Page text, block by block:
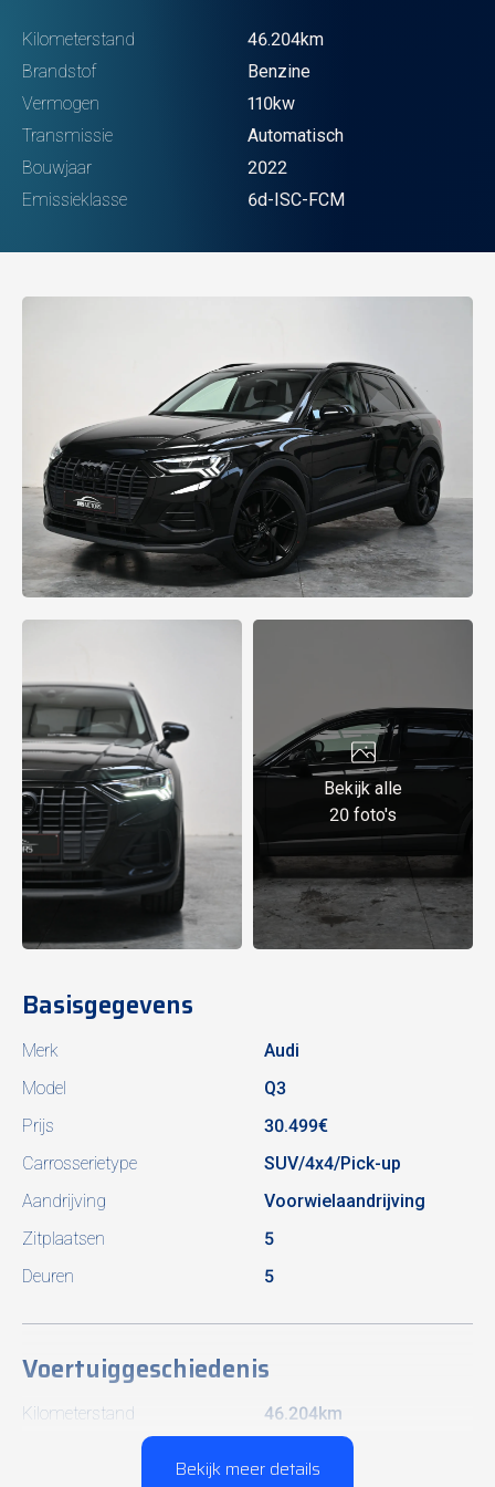
Kilometerstand
46.204km
Brandstof
Benzine
Vermogen
110kw
Transmissie
Automatisch
Bouwjaar
2022
Emissieklasse
6d-ISC-FCM
Bekijk alle
20 foto's
Basisgegevens
Merk
Audi
Model
Q3
Prijs
30.499€
Carrosserietype
SUV/4x4/Pick-up
Aandrijving
Voorwielaandrijving
Zitplaatsen
5
Deuren
5
Voertuiggeschiedenis
Kilometerstand
46.204km
Bekijk meer details